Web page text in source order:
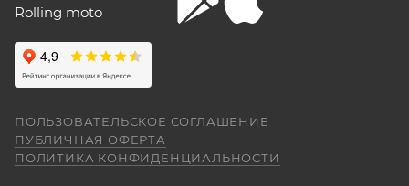
Rolling moto
ПОЛЬЗОВАТЕЛЬСКОЕ СОГЛАШЕНИЕ
ПУБЛИЧНАЯ ОФЕРТА
ПОЛИТИКА КОНФИДЕНЦИАЛЬНОСТИ